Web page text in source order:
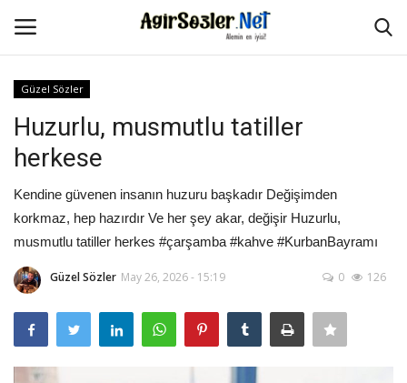
Anasayfa
İletişim
Şarkı Sözleri
Güzel Sözler
Huzurlu, musmutlu tatiller
herkese
Kendine güvenen insanın huzuru başkadır Değişimden
korkmaz, hep hazırdır Ve her şey akar, değişir Huzurlu,
musmutlu tatiller herkes #çarşamba #kahve #KurbanBayramı
Güzel Sözler May 26, 2026 - 15:19 0 126